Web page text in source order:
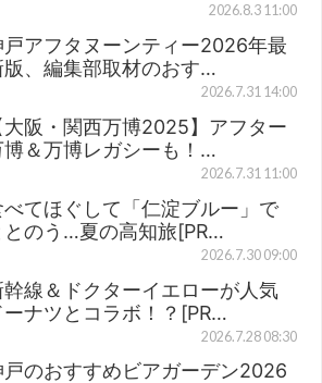
2026.8.3 11:00
戸アフタヌーンティー2026年最
版、編集部取材のおす…
2026.7.31 14:00
大阪・関西万博2025】アフター
博＆万博レガシーも！…
2026.7.31 11:00
べてほぐして「仁淀ブルー」で
とのう…夏の高知旅[PR…
2026.7.30 09:00
幹線＆ドクターイエローが人気
ーナツとコラボ！？[PR…
2026.7.28 08:30
戸のおすすめビアガーデン2026